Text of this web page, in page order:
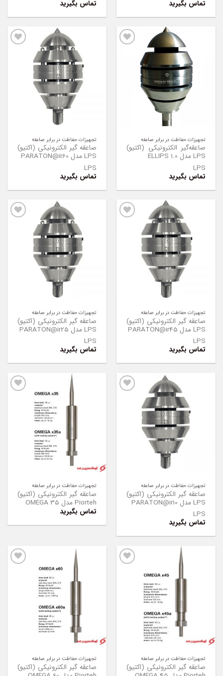
تماس بگیرید
تماس بگیرید
تجهیزات حفاظت در برابر صاعقه
صاعقه‌گیر الکترونیکی (اکتیو)
LPS مدل ELLIPS 1.0
LPS
تماس بگیرید
تجهیزات حفاظت در برابر صاعقه
صاعقه گیر الکترونیکی (اکتیو)
LPS مدل PARATON@ir60
LPS
تماس بگیرید
تجهیزات حفاظت در برابر صاعقه
صاعقه گیر الکترونیکی (اکتیو)
LPS مدل PARATON@ir45
LPS
تماس بگیرید
تجهیزات حفاظت در برابر صاعقه
صاعقه گیر الکترونیکی (اکتیو)
LPS مدل PARATON@ir25
LPS
تماس بگیرید
تجهیزات حفاظت در برابر صاعقه
صاعقه گیر الکترونیکی (اکتیو)
LPS مدل PARATON@ir10
LPS
تماس بگیرید
تجهیزات حفاظت در برابر صاعقه
صاعقه گیر الکترونیکی (اکتیو)
Piorteh مدل OMEGA 35
تماس بگیرید
تجهیزات حفاظت در برابر صاعقه
صاعقه گیر الکترونیکی (اکتیو)
تجهیزات حفاظت در برابر صاعقه
صاعقه گیر الکترونیکی (اکتیو)